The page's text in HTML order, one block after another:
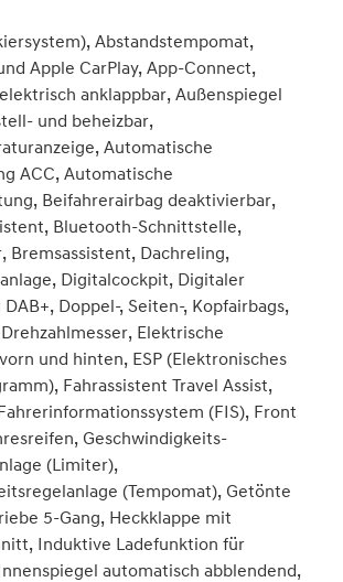
Abstandstempomat,
Apple CarPlay, App-Connect,
anklappbar, Außenspiegel
und beheizbar,
Automatische
ACC, Automatische
Beifahrerairbag deaktivierbar,
Bluetooth-Schnittstelle,
Bremsassistent, Dachreling,
Digitalcockpit, Digitaler
Doppel-, Seiten-, Kopfairbags,
Elektrische
und hinten, ESP (Elektronisches
Fahrassistent Travel Assist,
(FIS), Front
Geschwindigkeits-
(Limiter),
(Tempomat), Getönte
5-Gang, Heckklappe mit
Induktive Ladefunktion für
automatisch abblendend,